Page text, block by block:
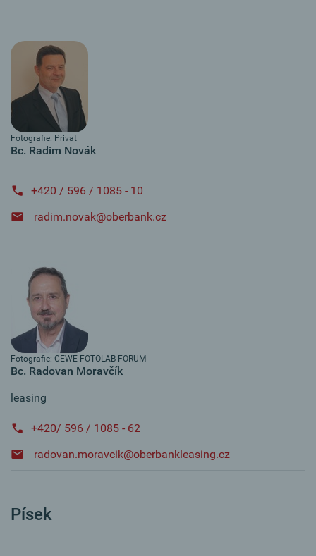
Fotografie: Privat
Bc. Radim Novák
+420 / 596 / 1085 - 10
radim.novak@oberbank.cz
Fotografie: CEWE FOTOLAB FORUM
Bc. Radovan Moravčík
leasing
+420/ 596 / 1085 - 62
radovan.moravcik@oberbankleasing.cz
Písek